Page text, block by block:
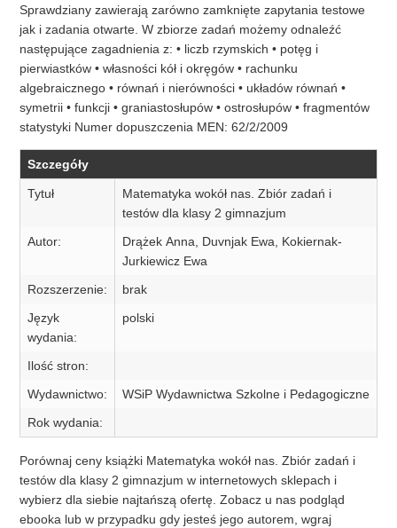
Sprawdziany zawierają zarówno zamknięte zapytania testowe
jak i zadania otwarte. W zbiorze zadań możemy odnaleźć
następujące zagadnienia z: • liczb rzymskich • potęg i
pierwiastków • własności kół i okręgów • rachunku
algebraicznego • równań i nierówności • układów równań •
symetrii • funkcji • graniastosłupów • ostrosłupów • fragmentów
statystyki Numer dopuszczenia MEN: 62/2/2009
Szczegóły
Tytuł
Matematyka wokół nas. Zbiór zadań i
testów dla klasy 2 gimnazjum
Autor:
Drążek Anna, Duvnjak Ewa, Kokiernak-
Jurkiewicz Ewa
Rozszerzenie:
brak
Język
wydania:
polski
Ilość stron:
Wydawnictwo:
WSiP Wydawnictwa Szkolne i Pedagogiczne
Rok wydania:
Porównaj ceny książki Matematyka wokół nas. Zbiór zadań i
testów dla klasy 2 gimnazjum w internetowych sklepach i
wybierz dla siebie najtańszą ofertę. Zobacz u nas podgląd
ebooka lub w przypadku gdy jesteś jego autorem, wgraj